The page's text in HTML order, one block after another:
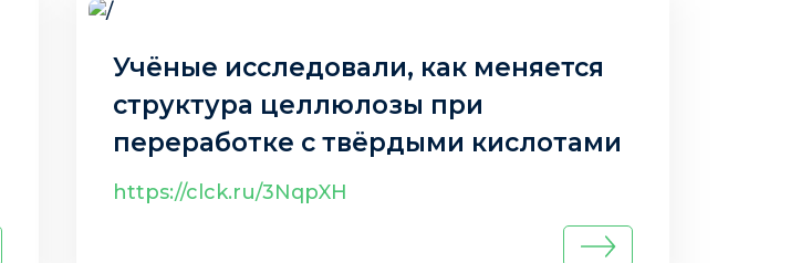
Учёные исследовали, как меняется
структура целлюлозы при
переработке с твёрдыми кислотами
https://clck.ru/3NqpXH